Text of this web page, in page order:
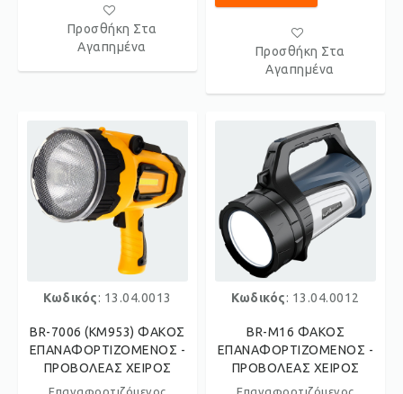
Προσθήκη Στα
Αγαπημένα
Προσθήκη Στα
Αγαπημένα
Κωδικός: 13.04.0013
BR-7006 (KM953) ΦΑΚΟΣ
ΕΠΑΝΑΦΟΡΤΙΖΟΜΕΝΟΣ -
ΠΡΟΒΟΛΕΑΣ ΧΕΙΡΟΣ
Επαναφορτιζόμενος
Κωδικός: 13.04.0012
BR-M16 ΦΑΚΟΣ
ΕΠΑΝΑΦΟΡΤΙΖΟΜΕΝΟΣ -
ΠΡΟΒΟΛΕΑΣ ΧΕΙΡΟΣ
Επαναφορτιζόμενος